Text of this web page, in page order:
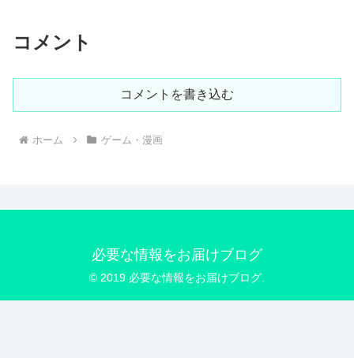
コメント
コメントを書き込む
ホーム ゲーム・漫画
必要な情報をお届けブログ
© 2019 必要な情報をお届けブログ.